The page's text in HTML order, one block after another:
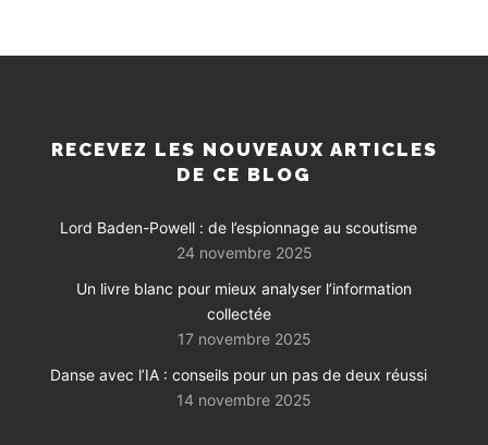
RECEVEZ LES NOUVEAUX ARTICLES
DE CE BLOG
Lord Baden-Powell : de l’espionnage au scoutisme
24 novembre 2025
Un livre blanc pour mieux analyser l’information
collectée
17 novembre 2025
Danse avec l’IA : conseils pour un pas de deux réussi
14 novembre 2025